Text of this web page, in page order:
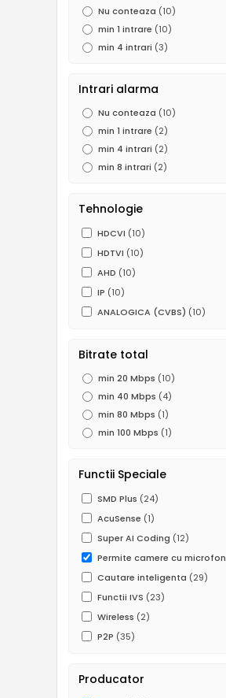
Nu conteaza (10)
min 1 intrare (10)
min 4 intrari (3)
Intrari alarma
Nu conteaza (10)
min 1 intrare (2)
min 4 intrari (2)
min 8 intrari (2)
Tehnologie
HDCVI (10)
HDTVI (10)
AHD (10)
IP (10)
ANALOGICA (CVBS) (10)
Bitrate total
min 20 Mbps (10)
min 40 Mbps (4)
min 80 Mbps (1)
min 100 Mbps (1)
Functii Speciale
SMD Plus (24)
AcuSense (1)
Super AI Coding (12)
Permite camere cu microfon
Cautare inteligenta (29)
Functii IVS (23)
Wireless (2)
P2P (35)
Producator